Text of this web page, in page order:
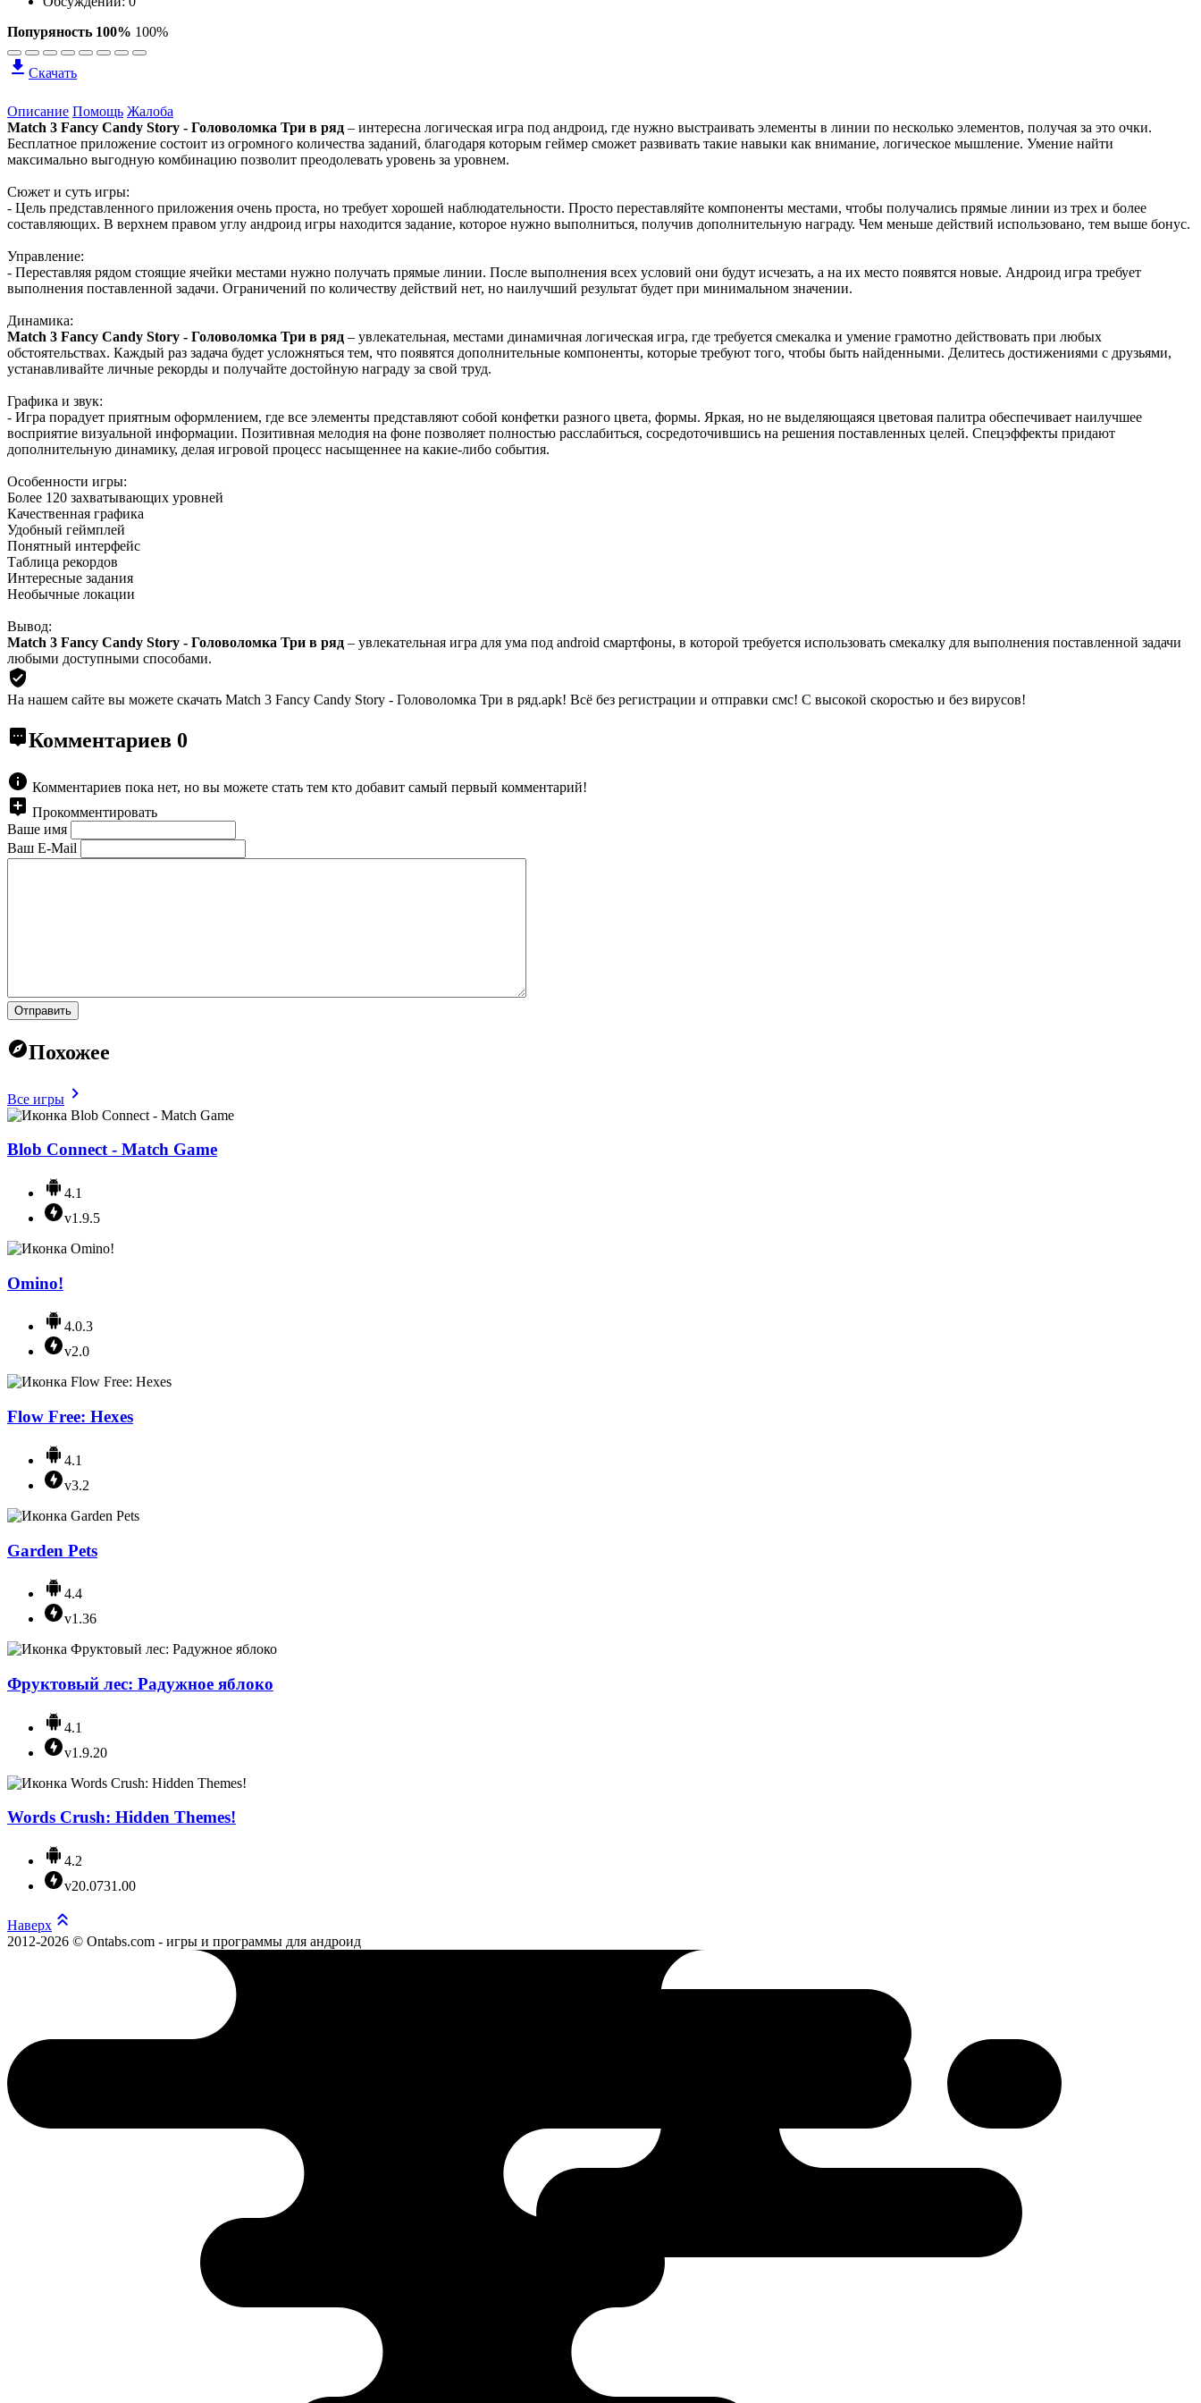
Попуряность 100% 100%
Скачать
Описание Помощь Жалоба
Match 3 Fancy Candy Story - Головоломка Три в ряд – интересна логическая игра под андроид, где нужно выстраивать элементы в линии по несколько элементов, получая за это очки.
Бесплатное приложение состоит из огромного количества заданий, благодаря которым геймер сможет развивать такие навыки как внимание, логическое мышление. Умение найти
максимально выгодную комбинацию позволит преодолевать уровень за уровнем.
Сюжет и суть игры:
- Цель представленного приложения очень проста, но требует хорошей наблюдательности. Просто переставляйте компоненты местами, чтобы получались прямые линии из трех и более
составляющих. В верхнем правом углу андроид игры находится задание, которое нужно выполниться, получив дополнительную награду. Чем меньше действий использовано, тем выше бонус.
Управление:
- Переставляя рядом стоящие ячейки местами нужно получать прямые линии. После выполнения всех условий они будут исчезать, а на их место появятся новые. Андроид игра требует
выполнения поставленной задачи. Ограничений по количеству действий нет, но наилучший результат будет при минимальном значении.
Динамика:
Match 3 Fancy Candy Story - Головоломка Три в ряд – увлекательная, местами динамичная логическая игра, где требуется смекалка и умение грамотно действовать при любых
обстоятельствах. Каждый раз задача будет усложняться тем, что появятся дополнительные компоненты, которые требуют того, чтобы быть найденными. Делитесь достижениями с друзьями,
устанавливайте личные рекорды и получайте достойную награду за свой труд.
Графика и звук:
- Игра порадует приятным оформлением, где все элементы представляют собой конфетки разного цвета, формы. Яркая, но не выделяющаяся цветовая палитра обеспечивает наилучшее
восприятие визуальной информации. Позитивная мелодия на фоне позволяет полностью расслабиться, сосредоточившись на решения поставленных целей. Спецэффекты придают
дополнительную динамику, делая игровой процесс насыщеннее на какие-либо события.
Особенности игры:
Более 120 захватывающих уровней
Качественная графика
Удобный геймплей
Понятный интерфейс
Таблица рекордов
Интересные задания
Необычные локации
Вывод:
Match 3 Fancy Candy Story - Головоломка Три в ряд – увлекательная игра для ума под android смартфоны, в которой требуется использовать смекалку для выполнения поставленной задачи
любыми доступными способами.
На нашем сайте вы можете скачать Match 3 Fancy Candy Story - Головоломка Три в ряд.apk! Всё без регистрации и отправки смс! С высокой скоростью и без вирусов!
Комментариев 0
Комментариев пока нет, но вы можете стать тем кто добавит самый первый комментарий!
Прокомментировать
Ваше имя
Ваш E-Mail
Отправить
Похожее
Все игры
Blob Connect - Match Game
4.1
v1.9.5
Omino!
4.0.3
v2.0
Flow Free: Hexes
4.1
v3.2
Garden Pets
4.4
v1.36
Фруктовый лес: Радужное яблоко
4.1
v1.9.20
Words Crush: Hidden Themes!
4.2
v20.0731.00
Наверх
2012-2026 © Ontabs.com - игры и программы для андроид